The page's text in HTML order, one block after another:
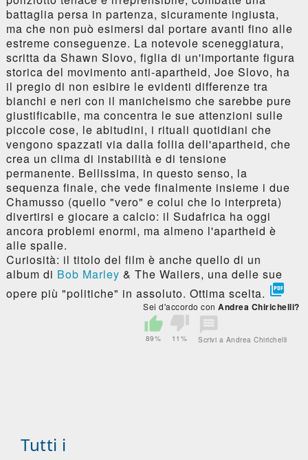
battaglia persa in partenza, sicuramente ingiusta,
ma che non può esimersi dal portare avanti fino alle
estreme conseguenze. La notevole sceneggiatura,
scritta da Shawn Slovo, figlia di un'importante figura
storica del movimento anti-apartheid, Joe Slovo, ha
il pregio di non esibire le evidenti differenze tra
bianchi e neri con il manicheismo che sarebbe pure
giustificabile, ma concentra le sue attenzioni sulle
piccole cose, le abitudini, i rituali quotidiani che
vengono spazzati via dalla follia dell'apartheid, che
crea un clima di instabilità e di tensione
permanente. Bellissima, in questo senso, la
sequenza finale, che vede finalmente insieme i due
Chamusso (quello "vero" e colui che lo interpreta)
divertirsi e giocare a calcio: il Sudafrica ha oggi
ancora problemi enormi, ma almeno l'apartheid è
alle spalle.
Curiosità: il titolo del film è anche quello di un
album di Bob Marley & The Wailers, una delle sue
opere più "politiche" in assoluto. Ottima scelta. 
Sei d'accordo conAndrea Chirichelli?
89% 11% Scrivi a Andrea Chirichelli
Tutti i